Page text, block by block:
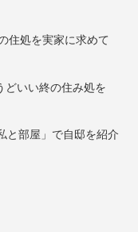
住処を実家に求めて
どいい終の住み処を
と部屋」で自邸を紹介